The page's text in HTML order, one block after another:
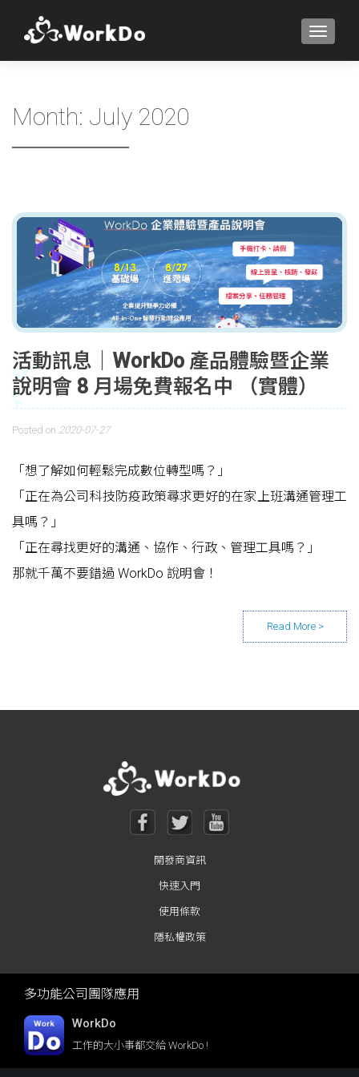
Month: July 2020
活動訊息｜WorkDo 產品體驗暨企業
說明會 8 月場免費報名中 （實體）
Posted on 2020-07-27
「想了解如何輕鬆完成數位轉型嗎？」
「正在為公司科技防疫政策尋求更好的在家上班溝通管理工
具嗎？」
「正在尋找更好的溝通、協作、行政、管理工具嗎？」
那就千萬不要錯過 WorkDo 說明會！
Posts navigation
開發商資訊
快速入門
使用條款
隱私權政策
多功能公司團隊應用
WorkDo
工作的大小事都交給 WorkDo !